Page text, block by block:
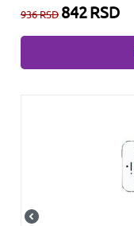
936RSD 842RSD